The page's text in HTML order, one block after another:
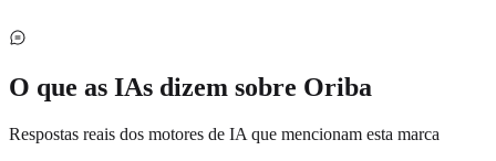
O que as IAs dizem sobre Oriba
Respostas reais dos motores de IA que mencionam esta marca